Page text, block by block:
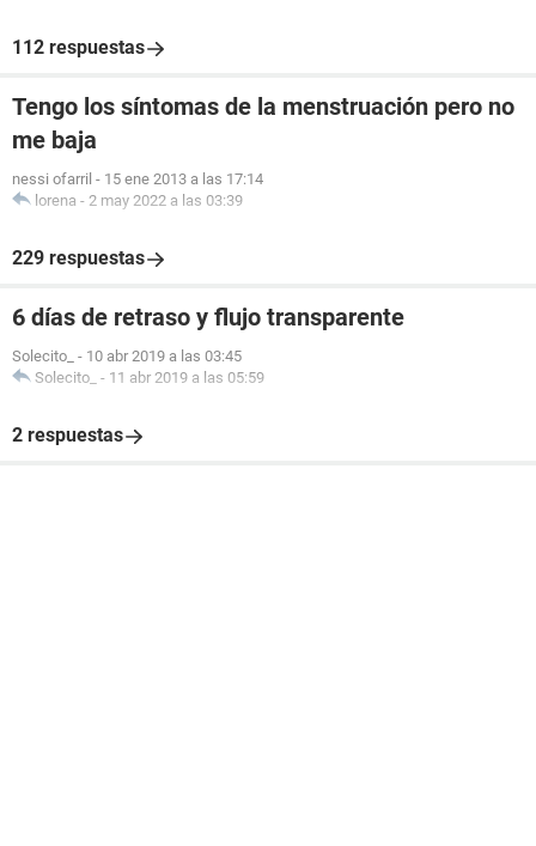
112 respuestas
Tengo los síntomas de la menstruación pero no
me baja
nessi ofarril - 15 ene 2013 a las 17:14
lorena - 2 may 2022 a las 03:39
229 respuestas
6 días de retraso y flujo transparente
Solecito_ - 10 abr 2019 a las 03:45
Solecito_ - 11 abr 2019 a las 05:59
2 respuestas